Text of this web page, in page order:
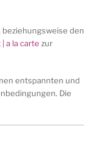
den
a la carte zur
entspannten und
Die